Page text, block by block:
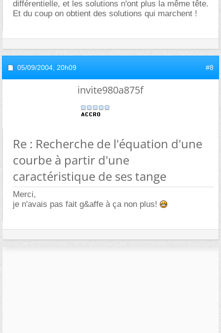
différentielle, et les solutions n'ont plus la même tête.
Et du coup on obtient des solutions qui marchent !
05/09/2004, 20h09 #8
invite980a875f
Re : Recherche de l'équation d'une
courbe à partir d'une
caractéristique de ses tange
Merci,
je n'avais pas fait g&affe à ça non plus!